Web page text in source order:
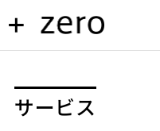
サービス